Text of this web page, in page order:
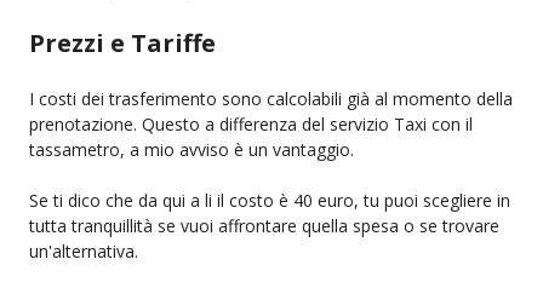
Prezzi e Tariffe
I costi dei trasferimento sono calcolabili già al momento della
prenotazione. Questo a differenza del servizio Taxi con il
tassametro, a mio avviso è un vantaggio.
Se ti dico che da qui a li il costo è 40 euro, tu puoi scegliere in
tutta tranquillità se vuoi affrontare quella spesa o se trovare
un'alternativa.